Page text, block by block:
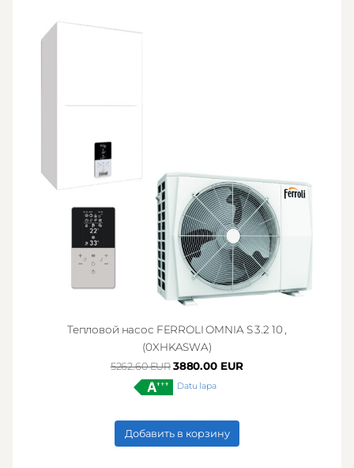
Тепловой насос FERROLI OMNIA S 3.2 10 ,
(0XHKASWA)
5262.60 EUR 3880.00 EUR
Datu lapa
Добавить в корзину